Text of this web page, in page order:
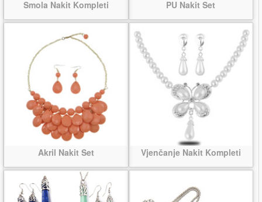
Smola Nakit Kompleti PU Nakit Set
Akril Nakit Set Vjenčanje Nakit Kompleti